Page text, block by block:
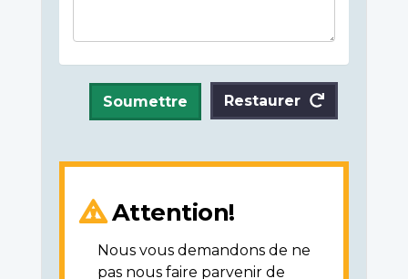
Soumettre Restaurer
Attention!
Nous vous demandons de ne
pas nous faire parvenir de